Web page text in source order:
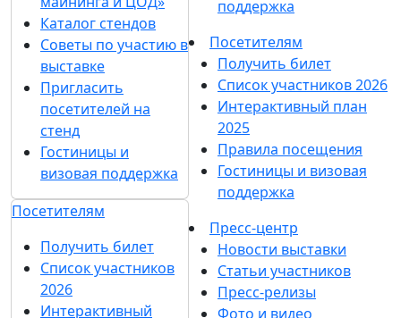
Каталог стендов
Советы по участию в
выставке
Пригласить
посетителей на
стенд
Гостиницы и
визовая поддержка
Посетителям
Получить билет
Список участников
2026
Интерактивный
поддержка
Посетителям
Получить билет
Список участников 2026
Интерактивный план
2025
Правила посещения
Гостиницы и визовая
поддержка
Пресс-центр
Новости выставки
Статьи участников
Пресс-релизы
Фото и видео